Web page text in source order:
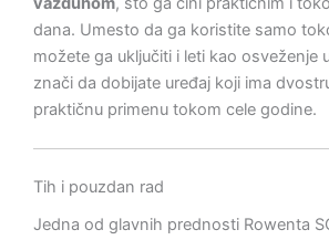
dana. Umesto da ga koristite samo
možete ga uključiti i leti kao osveženje
znači da dobijate uređaj koji ima
praktičnu primenu tokom cele godine.
Tih i pouzdan rad
Jedna od glavnih prednosti Rowenta